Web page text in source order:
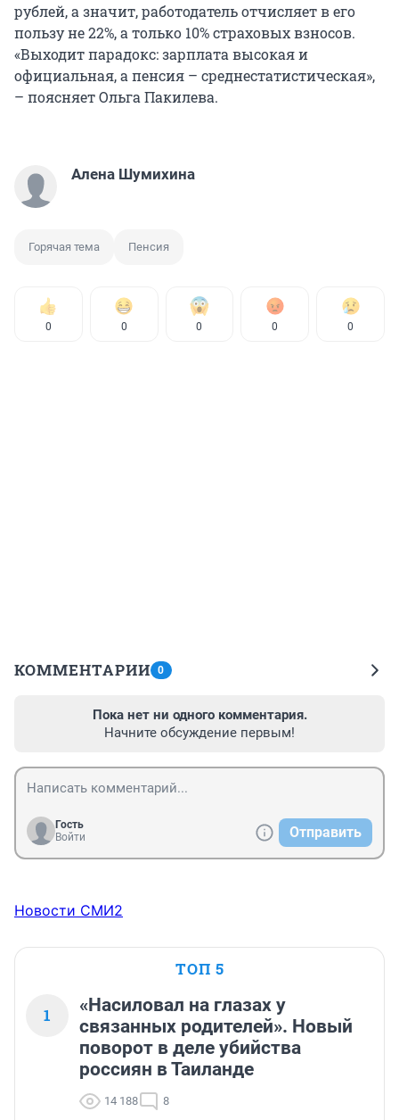
рублей, а значит, работодатель отчисляет в его
пользу не 22%, а только 10% страховых взносов.
«Выходит парадокс: зарплата высокая и
официальная, а пенсия – среднестатистическая»,
– поясняет Ольга Пакилева.
Алена Шумихина
Горячая тема Пенсия
0 0 0 0 0
КОММЕНТАРИИ 0
Пока нет ни одного комментария.
Начните обсуждение первым!
Гость
Войти
Отправить
Новости СМИ2
ТОП 5
1
«Насиловал на глазах у
связанных родителей». Новый
поворот в деле убийства
россиян в Таиланде
14 188 8